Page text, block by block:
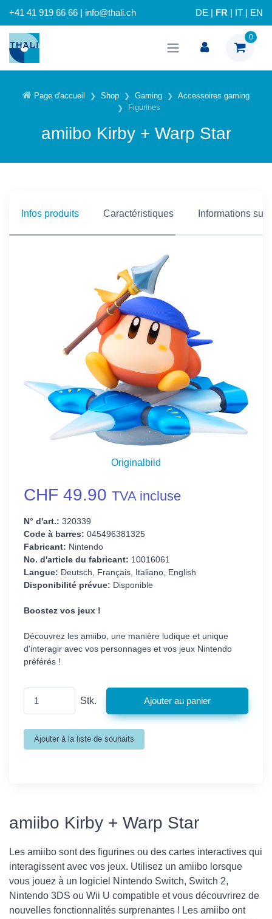
+41 41 919 66 66 | info@thali.ch DE FR IT EN
0
Page d'accueil Shop Gaming
Accessoires gaming
Figurines
amiibo Kirby + Warp Star
Infos produits Caractéristiques Informations
Originalbild
CHF 49.90 TVA incluse
N° d'art.: 320339
Code à barres: 045496381325
Fabricant: Nintendo
No. d'article du fabricant: 10016061
Langue: Deutsch, Français, Italiano, English
Disponibilité prévue: Disponible
Boostez vos jeux !
Découvrez les amiibo, une manière ludique et unique
d'interagir avec vos personnages et vos jeux Nintendo
préférés !
Stk.
amiibo Kirby + Warp Star
Les amiibo sont des figurines ou des cartes interactives qui
interagissent avec vos jeux. Utilisez un amiibo lorsque
vous jouez à un logiciel Nintendo Switch, Switch 2,
Nintendo 3DS ou Wii U compatible et vous découvrirez de
nouvelles fonctionnalités surprenantes ! Les amiibo ont